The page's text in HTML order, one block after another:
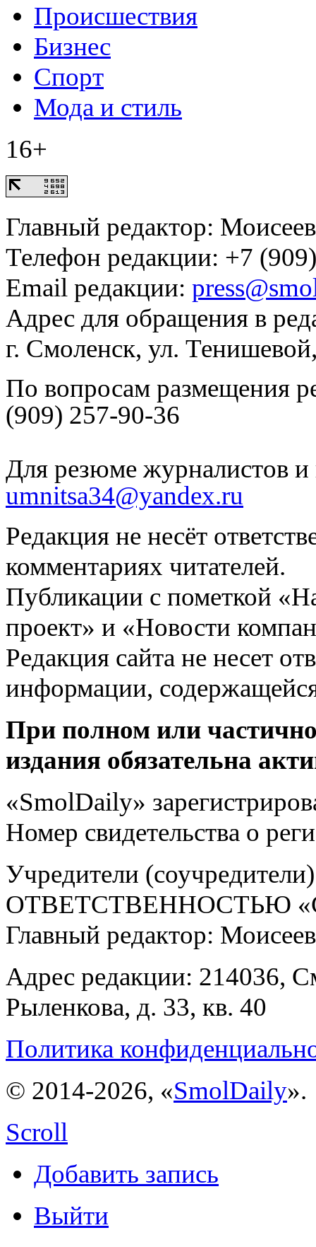
Происшествия
Бизнес
Спорт
Мода и стиль
16+
Главный редактор:
Телефон редакции: +7
Email редакции:
Адрес для обращения в
г. Смоленск, ул.
По вопросам размещения
(909) 257-90-36
Для резюме журналистов и
umnitsa34@yandex.ru
Редакция не несёт
комментариях читателей.
Публикации с пометкой
проект» и «Новости
Редакция сайта не несет
информации,
При полном или
издания обязательна
«SmolDaily»
Номер свидетельства о
Учредители
ОТВЕТСТВЕННОСТЬЮ
Главный редактор:
Адрес редакции: 214036,
Рыленкова, д. 33, кв. 40
Политика
© 2014-2026, «SmolDaily».
Scroll
Добавить запись
Выйти